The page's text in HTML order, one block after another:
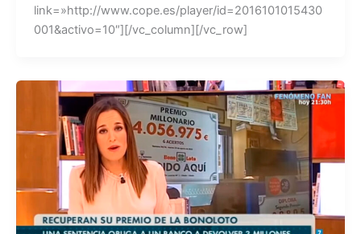
link=»http://www.cope.es/player/id=2016101015430
001&activo=10″][/vc_column][/vc_row]